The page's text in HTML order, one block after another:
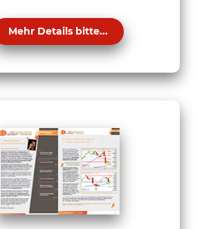
Mehr Details bitte...